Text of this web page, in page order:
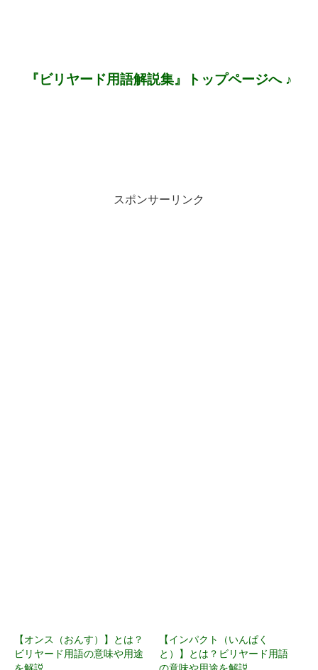
『ビリヤード用語解説集』トップページへ ♪
スポンサーリンク
【オンス（おんす）】とは？
ビリヤード用語の意味や用途
を解説
【インパクト（いんぱく
と）】とは？ビリヤード用語
の意味や用途を解説